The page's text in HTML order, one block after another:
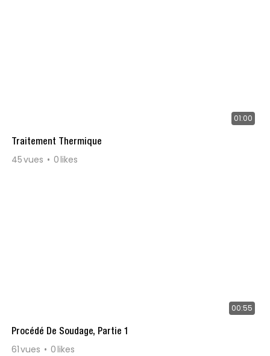
01:00
Traitement Thermique
45vues 0likes
00:55
Procédé De Soudage, Partie 1
61vues 0likes